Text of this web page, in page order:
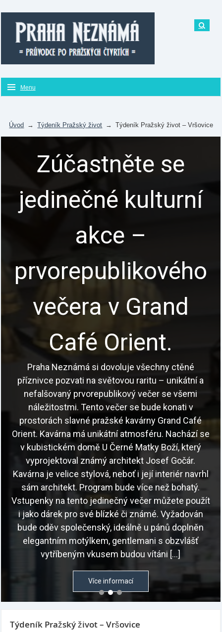
Menu
Úvod → Týdeník Pražský život → Týdeník Pražský život – Vršovice
Zúčastněte se
jedinečné kulturní
akce –
prvorepublikového
večera v Grand
Café Orient.
Praha Neznámá si dovoluje všechny ctěné
příznivce pozvati na světovou raritu – unikátní a
nefalšovaný prvorepublikový večer se všemi
náležitostmi. Tento večer se bude konati v
prostorách slavné pražské kavárny Grand Café
Orient. Kavárna má unikátní atmosféru. Nachází se
v kubistickém domě U Černé Matky Boží, který
vyprojektoval známý architekt Josef Gočár.
Kavárna je velice stylová, neboť i její interiér navrhl
sám architekt. Program bude více než bohatý.
Vstupenky na tento jedinečný večer můžete použít
i jako dárek pro své blízké či známé. Vyžadován
bude oděv společenský, ideálně u pánů doplněn
elegantním motýlkem, gentlemani s obzvlášť
vytříbeným vkusem budou vítáni […]
Více informací
Týdeník Pražský život – Vršovice